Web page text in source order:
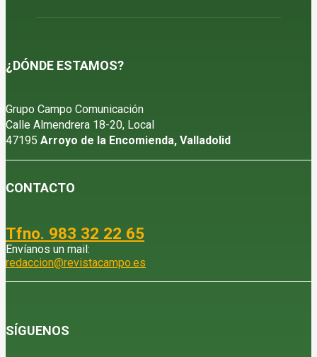
¿DÓNDE ESTAMOS?
Grupo Campo Comunicación
Calle Almendrera 18-20, Local
47195 Arroyo de la Encomienda, Valladolid
CONTACTO
Tfno. 983 32 22 65
Envíanos un mail:
redaccion@revistacampo.es
SÍGUENOS